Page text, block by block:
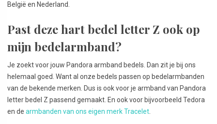
België en Nederland.
Past deze hart bedel letter Z ook op
mijn bedelarmband?
Je zoekt voor jouw Pandora armband bedels. Dan zit je bij ons
helemaal goed. Want al onze bedels passen op bedelarmbanden
van de bekende merken. Dus is ook voor je armband van Pandora
letter bedel Z passend gemaakt. En ook voor bijvoorbeeld Tedora
en de armbanden van ons eigen merk Tracelet